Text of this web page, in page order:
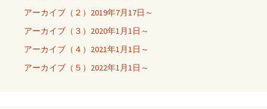
アーカイブ（２）2019年7月17日～
アーカイブ（３）2020年1月1日～
アーカイブ（４）2021年1月1日～
アーカイブ（５）2022年1月1日～